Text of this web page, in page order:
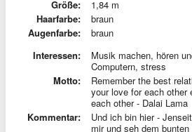
Größe:
1,84 m
Haarfarbe:
braun
Augenfarbe:
braun
Interessen:
Musik machen, hören
Computern, stress
Motto:
Remember the best
your love for each other
each other - Dalai Lama
Kommentar:
Und ich bin hier -
mir und seh dem